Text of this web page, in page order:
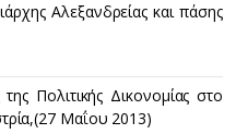
Αλεξανδρείας και πάσης
Πολιτικής Δικονομίας στο
Μαΐου 2013)